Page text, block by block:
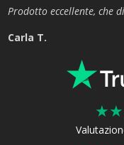
Prodotto eccellente, che
Carla T.
★★